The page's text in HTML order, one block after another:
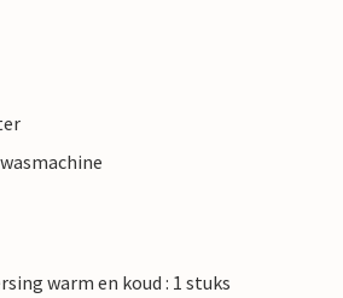
warm en koud : 1 stuks